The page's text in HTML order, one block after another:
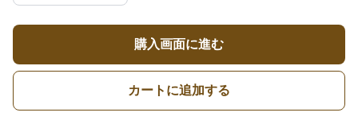
購入画面に進む
カートに追加する